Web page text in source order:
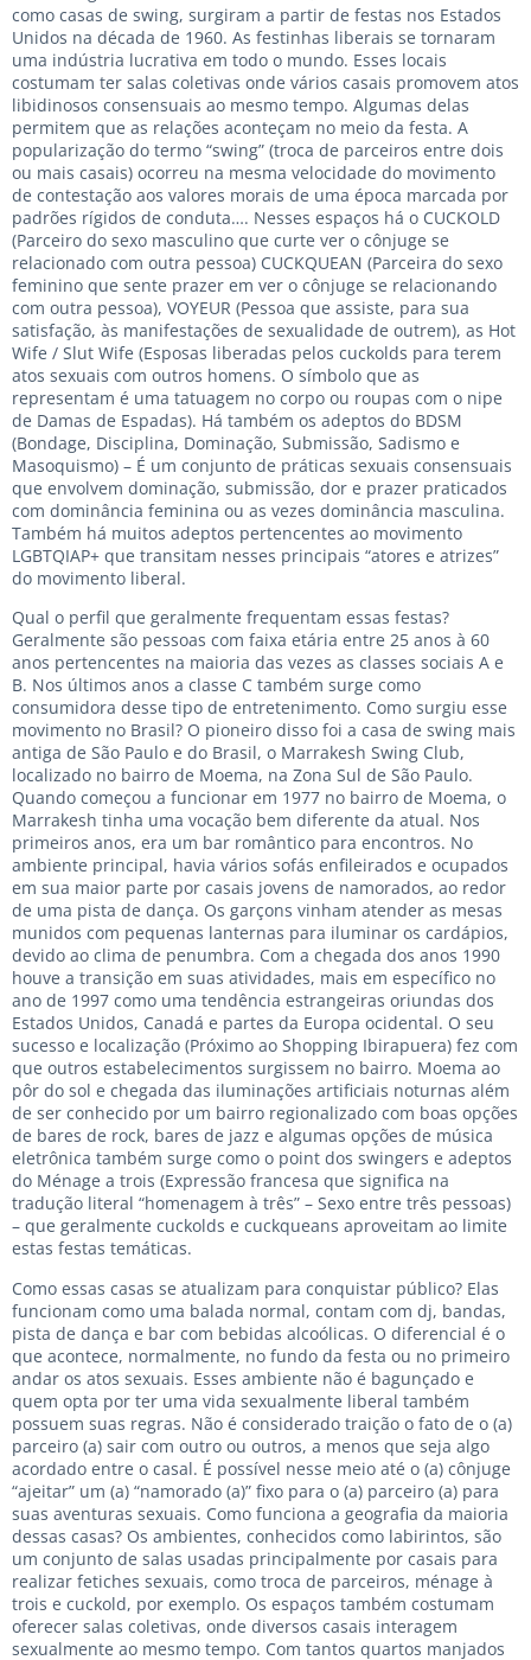
como casas de swing, surgiram a partir de festas nos Estados
Unidos na década de 1960. As festinhas liberais se tornaram
uma indústria lucrativa em todo o mundo. Esses locais
costumam ter salas coletivas onde vários casais promovem atos
libidinosos consensuais ao mesmo tempo. Algumas delas
permitem que as relações aconteçam no meio da festa. A
popularização do termo “swing” (troca de parceiros entre dois
ou mais casais) ocorreu na mesma velocidade do movimento
de contestação aos valores morais de uma época marcada por
padrões rígidos de conduta…. Nesses espaços há o CUCKOLD
(Parceiro do sexo masculino que curte ver o cônjuge se
relacionado com outra pessoa) CUCKQUEAN (Parceira do sexo
feminino que sente prazer em ver o cônjuge se relacionando
com outra pessoa), VOYEUR (Pessoa que assiste, para sua
satisfação, às manifestações de sexualidade de outrem), as Hot
Wife / Slut Wife (Esposas liberadas pelos cuckolds para terem
atos sexuais com outros homens. O símbolo que as
representam é uma tatuagem no corpo ou roupas com o nipe
de Damas de Espadas). Há também os adeptos do BDSM
(Bondage, Disciplina, Dominação, Submissão, Sadismo e
Masoquismo) – É um conjunto de práticas sexuais consensuais
que envolvem dominação, submissão, dor e prazer praticados
com dominância feminina ou as vezes dominância masculina.
Também há muitos adeptos pertencentes ao movimento
LGBTQIAP+ que transitam nesses principais “atores e atrizes”
do movimento liberal.
Qual o perfil que geralmente frequentam essas festas?
Geralmente são pessoas com faixa etária entre 25 anos à 60
anos pertencentes na maioria das vezes as classes sociais A e
B. Nos últimos anos a classe C também surge como
consumidora desse tipo de entretenimento. Como surgiu esse
movimento no Brasil? O pioneiro disso foi a casa de swing mais
antiga de São Paulo e do Brasil, o Marrakesh Swing Club,
localizado no bairro de Moema, na Zona Sul de São Paulo.
Quando começou a funcionar em 1977 no bairro de Moema, o
Marrakesh tinha uma vocação bem diferente da atual. Nos
primeiros anos, era um bar romântico para encontros. No
ambiente principal, havia vários sofás enfileirados e ocupados
em sua maior parte por casais jovens de namorados, ao redor
de uma pista de dança. Os garçons vinham atender as mesas
munidos com pequenas lanternas para iluminar os cardápios,
devido ao clima de penumbra. Com a chegada dos anos 1990
houve a transição em suas atividades, mais em específico no
ano de 1997 como uma tendência estrangeiras oriundas dos
Estados Unidos, Canadá e partes da Europa ocidental. O seu
sucesso e localização (Próximo ao Shopping Ibirapuera) fez com
que outros estabelecimentos surgissem no bairro. Moema ao
pôr do sol e chegada das iluminações artificiais noturnas além
de ser conhecido por um bairro regionalizado com boas opções
de bares de rock, bares de jazz e algumas opções de música
eletrônica também surge como o point dos swingers e adeptos
do Ménage a trois (Expressão francesa que significa na
tradução literal “homenagem à três” – Sexo entre três pessoas)
– que geralmente cuckolds e cuckqueans aproveitam ao limite
estas festas temáticas.
Como essas casas se atualizam para conquistar público? Elas
funcionam como uma balada normal, contam com dj, bandas,
pista de dança e bar com bebidas alcoólicas. O diferencial é o
que acontece, normalmente, no fundo da festa ou no primeiro
andar os atos sexuais. Esses ambiente não é bagunçado e
quem opta por ter uma vida sexualmente liberal também
possuem suas regras. Não é considerado traição o fato de o (a)
parceiro (a) sair com outro ou outros, a menos que seja algo
acordado entre o casal. É possível nesse meio até o (a) cônjuge
“ajeitar” um (a) “namorado (a)” fixo para o (a) parceiro (a) para
suas aventuras sexuais. Como funciona a geografia da maioria
dessas casas? Os ambientes, conhecidos como labirintos, são
um conjunto de salas usadas principalmente por casais para
realizar fetiches sexuais, como troca de parceiros, ménage à
trois e cuckold, por exemplo. Os espaços também costumam
oferecer salas coletivas, onde diversos casais interagem
sexualmente ao mesmo tempo. Com tantos quartos manjados